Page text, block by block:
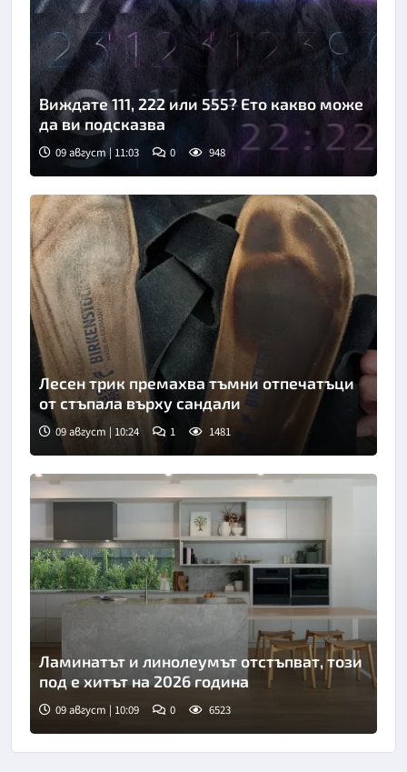
Виждате 111, 222 или 555? Ето какво може
да ви подсказва
09 август | 11:03 0 948
Лесен трик премахва тъмни отпечатъци
от стъпала върху сандали
09 август | 10:24 1 1481
Ламинатът и линолеумът отстъпват, този
под е хитът на 2026 година
09 август | 10:09 0 6523